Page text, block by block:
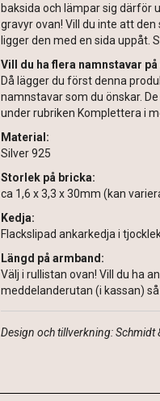
baksida och lämpar sig därför
gravyr ovan! Vill du inte att
ligger den med en sida uppåt.
Vill du ha flera namnstavar
Då lägger du först denna
namnstavar som du önskar.
under rubriken Komplettera i
Material:
Silver 925
Storlek på bricka:
ca 1,6 x 3,3 x 30mm (kan
Kedja:
Flackslipad ankarkedja i
Längd på armband:
Välj i rullistan ovan! Vill du ha
meddelanderutan (i kassan)
Design och tillverkning: Schmidt